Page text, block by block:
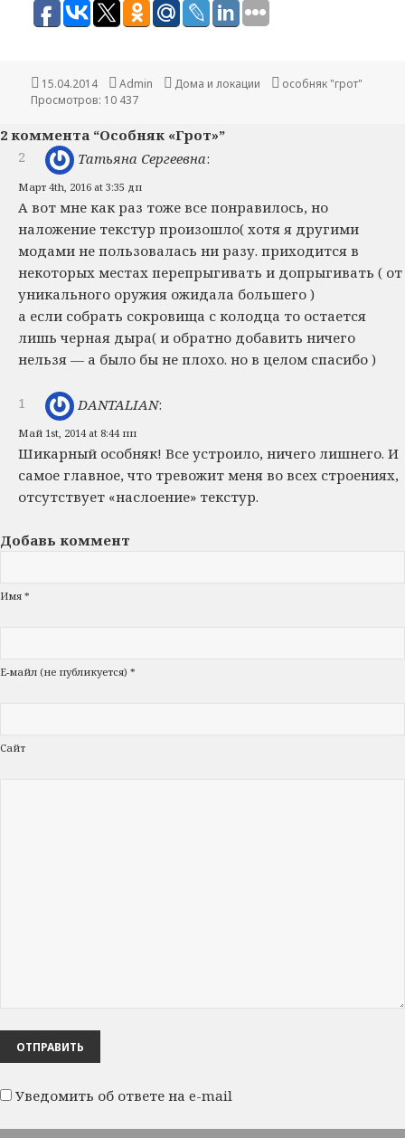
Опубликовано
15.04.2014 Автор
Admin Рубрики
Дома и локации Метки
особняк "грот"
Просмотров: 10 437
2 коммента “Особняк «Грот»”
2
Татьяна Сергеевна:
Март 4th, 2016 at 3:35 дп
А вот мне как раз тоже все понравилось, но
наложение текстур произошло( хотя я другими
модами не пользовалась ни разу. приходится в
некоторых местах перепрыгивать и допрыгивать ( от
уникального оружия ожидала большего )
а если собрать сокровища с колодца то остается
лишь черная дыра( и обратно добавить ничего
нельзя — а было бы не плохо. но в целом спасибо )
1 DANTALIAN:
Май 1st, 2014 at 8:44 пп
Шикарный особняк! Все устроило, ничего лишнего. И
самое главное, что тревожит меня во всех строениях,
отсутствует «наслоение» текстур.
Добавь коммент
Имя *
Е-майл (не публикуется) *
Сайт
Уведомить об ответе на e-mail